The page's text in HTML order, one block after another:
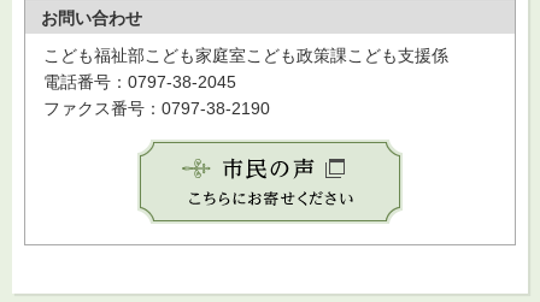
お問い合わせ
こども福祉部こども家庭室こども政策課こども支援係
電話番号：0797-38-2045
ファクス番号：0797-38-2190